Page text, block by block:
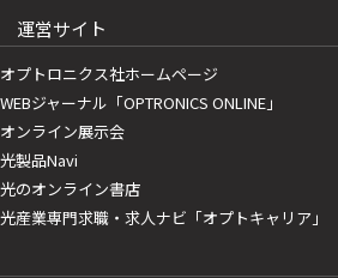
運営サイト
オプトロニクス社ホームページ
WEBジャーナル「OPTRONICS ONLINE」
オンライン展示会
光製品Navi
光のオンライン書店
光産業専門求職・求人ナビ「オプトキャリア」